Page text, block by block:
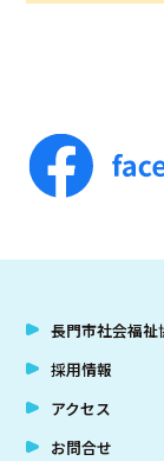
長門市社会福祉
採用情報
アクセス
お問合せ